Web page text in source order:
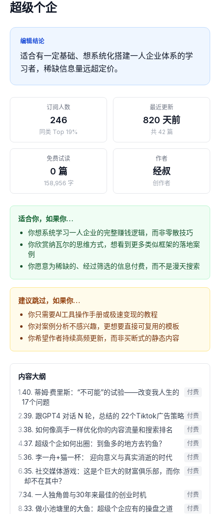
点击右上角 合伙人计划 旁边的分享箭头
超级个企
编辑结论
适合有一定基础、想系统化搭建一人企业体系的学
习者，稀缺信息量远超定价。
订阅人数
246
同类 Top 19%
最近更新
820 天前
共 42 篇
免费试读
0 篇
158,956 字
作者
经叔
创作者
适合你，如果你…
你想系统学习一人企业的完整赚钱逻辑，而非零散技巧
你欣赏纳瓦尔的思维方式，想看到更多类似框架的落地案
例
你愿意为稀缺的、经过筛选的信息付费，而不是漫天搜索
建议跳过，如果你…
你只需要AI工具操作手册或极速变现的教程
你对案例分析不感兴趣，更想要直接可复用的模板
你希望作者持续高频更新，而非买断式的静态内容
内容大纲
1.40. 蒂姆·费里斯：“不可能”的试验——改变我人生的
17个问题
付费
2.39. 跟GPT4 对话 N 轮，总结的 22个Tiktok广告策略 付费
3.38. 如何像高手一样优化你的内容流量和搜索排名 付费
4.37. 超级个企如何出圈：到鱼多的地方去钓鱼？ 付费
5.36. 李一舟+猫一杯： 迎向意义与真实消逝的时代 付费
6.35. 社交媒体游戏：这是个巨大的财富俱乐部，而你
却不在其中？
付费
7.34. 一人独角兽与30年来最佳的创业时机 付费
8.33. 做小池塘里的大鱼：超级个企应有的操盘之道 付费